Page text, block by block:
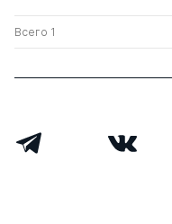
Всего 1